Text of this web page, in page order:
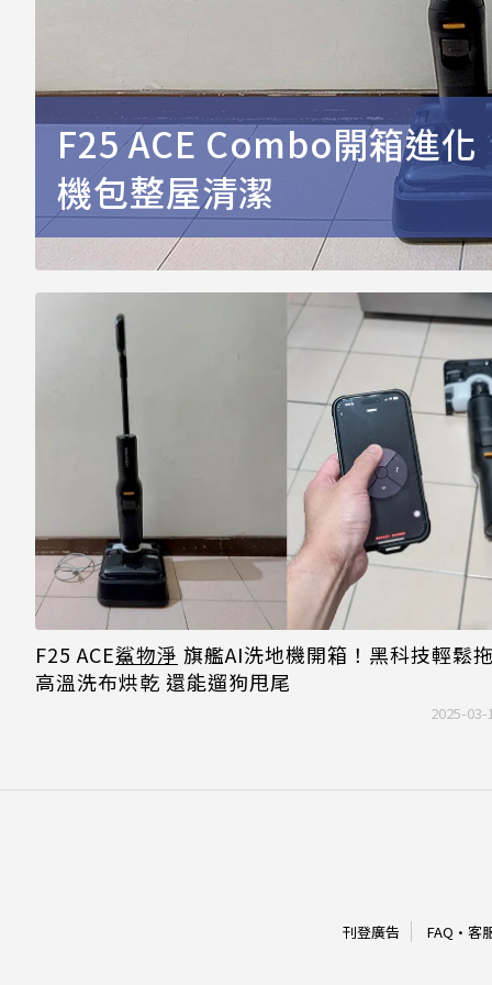
F25 ACE Combo開箱進
機包整屋清潔
F25 ACE鯊物淨 旗艦AI洗地機開箱！黑科技輕鬆
高溫洗布烘乾 還能遛狗甩尾
2025-03-
刊登廣告 FAQ · 客